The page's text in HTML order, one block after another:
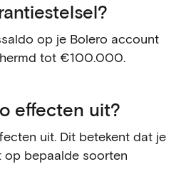
op je Bolero account
tot €100.000.
effecten uit?
uit. Dit betekent dat je
bepaalde soorten